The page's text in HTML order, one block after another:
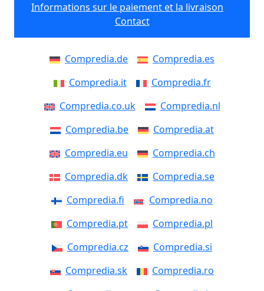
Informations sur le paiement et la livraison
Contact
Compredia.de
Compredia.es
Compredia.it
Compredia.fr
Compredia.co.uk
Compredia.nl
Compredia.be
Compredia.at
Compredia.eu
Compredia.ch
Compredia.dk
Compredia.se
Compredia.fi
Compredia.no
Compredia.pt
Compredia.pl
Compredia.cz
Compredia.si
Compredia.sk
Compredia.ro